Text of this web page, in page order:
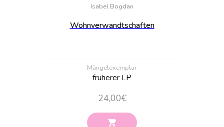
Isabel Bogdan
Wohnverwandtschaften
Mängelexemplar
früherer LP
24,00€